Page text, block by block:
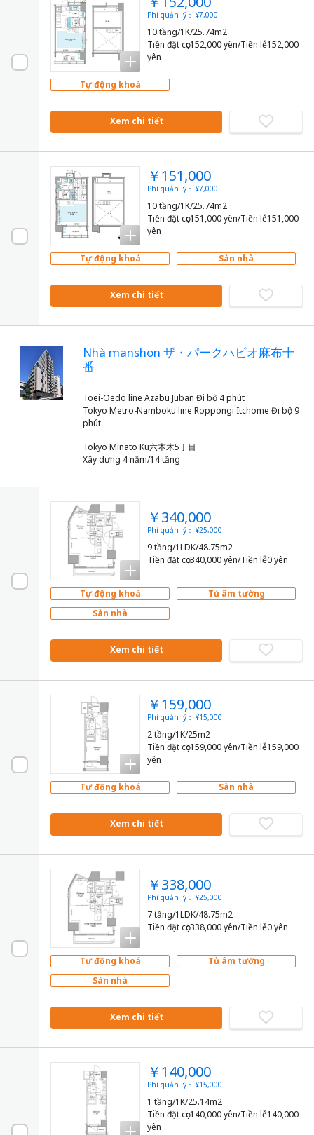
Phí quản lý： ¥7,000
10 tầng/1K/25.74m2
Tiền đặt cọc152,000 yên/Tiền lễ152,000
yên
Tự động khoá
Xem chi tiết
￥151,000
Phí quản lý： ¥7,000
10 tầng/1K/25.74m2
Tiền đặt cọc151,000 yên/Tiền lễ151,000
yên
Tự động khoá Sàn nhà
Xem chi tiết
Nhà manshon ザ・パークハビオ麻布十
番
Toei-Oedo line Azabu Juban Đi bộ 4 phút
Tokyo Metro-Namboku line Roppongi Itchome Đi bộ 9
Tokyo Minato Ku六本木5丁目
Xây dựng 4 năm/14 tầng
￥340,000
Phí quản lý： ¥25,000
9 tầng/1LDK/48.75m2
Tiền đặt cọc340,000 yên/Tiền lễ0 yên
Tự động khoá
Tủ âm tường
Sàn nhà
Xem chi tiết
￥159,000
Phí quản lý： ¥15,000
2 tầng/1K/25m2
Tiền đặt cọc159,000 yên/Tiền lễ159,000
yên
Tự động khoá Sàn nhà
Xem chi tiết
￥338,000
Phí quản lý： ¥25,000
7 tầng/1LDK/48.75m2
Tiền đặt cọc338,000 yên/Tiền lễ0 yên
Tự động khoá
Tủ âm tường
Sàn nhà
Xem chi tiết
￥140,000
Phí quản lý： ¥15,000
1 tầng/1K/25.14m2
Tiền đặt cọc140,000 yên/Tiền lễ140,000
yên